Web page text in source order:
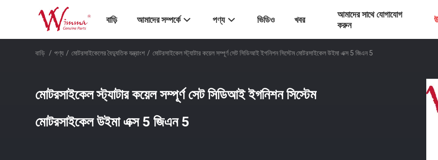
বাড়ি আমাদের সম্পর্কে পণ্য ভিডিও খবর
আমাদের সাথে যোগাযোগ
করুন
বাড়ি / পণ্য / মোটরসাইকেলের বৈদ্যুতিক যন্ত্রাংশ / মোটরসাইকেল স্ট্যাটার কয়েল সম্পূর্ণ সেট সিডিআই ইগনিশন সিস্টেম মোটরসাইকেল উইমা এক্স 5 জিএন 5
মোটরসাইকেল স্ট্যাটার কয়েল সম্পূর্ণ সেট সিডিআই ইগনিশন সিস্টেম
মোটরসাইকেল উইমা এক্স 5 জিএন 5